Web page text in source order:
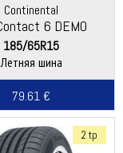
Continental
6 DEMO
185/65R15
Летняя шина
79.61 €
2 tp